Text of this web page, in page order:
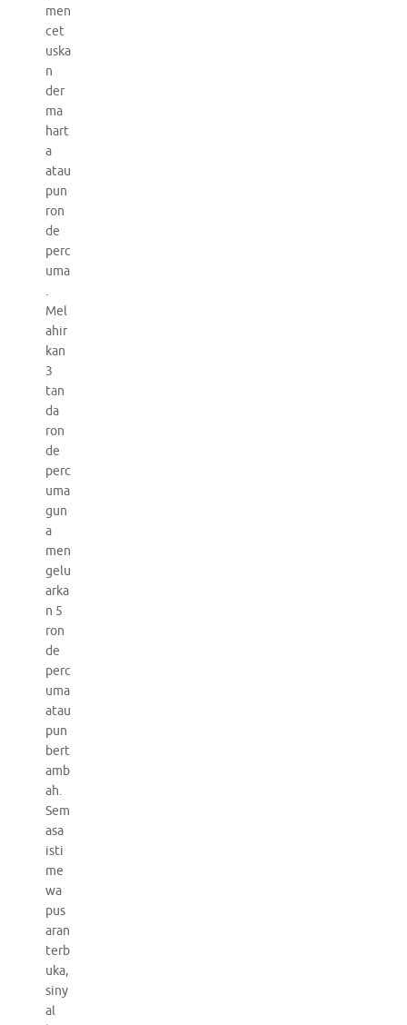
men
cet
uska
n
der
ma
hart
a
atau
pun
ron
de
perc
uma
.
Mel
ahir
kan
3
tan
da
ron
de
perc
uma
gun
a
men
gelu
arka
n 5
ron
de
perc
uma
atau
pun
bert
amb
ah.
Sem
asa
isti
me
wa
pus
aran
terb
uka,
siny
al